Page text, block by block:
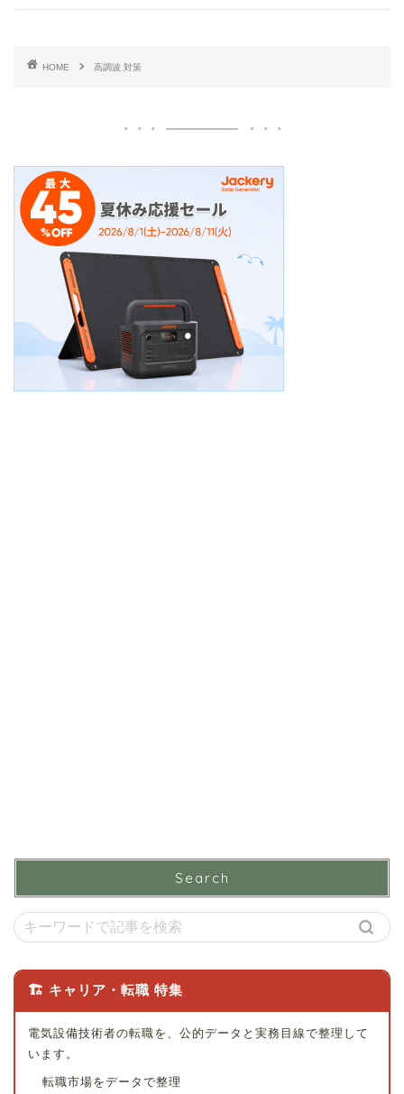
HOME 高調波 対策
Search
🏗 キャリア・転職 特集
電気設備技術者の転職を、公的データと実務目線で整理して
います。
転職市場をデータで整理